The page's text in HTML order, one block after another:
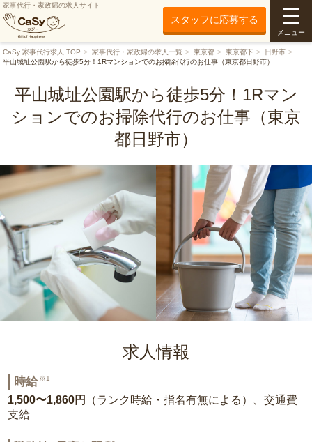
家事代行・家政婦の求人サイト
スタッフに応募する
メニュー
CaSy 家事代行求人 TOP 家事代行・家政婦の求人一覧 東京都 東京都下
日野市
平山城址公園駅から徒歩5分！1Rマンションでのお掃除代行のお仕事（東京都日野市）
平山城址公園駅から徒歩5分！1Rマン
ションでのお掃除代行のお仕事（東京
都日野市）
求人情報
時給 ※1
1,500〜1,860円
（ランク時給・指名有無による）、交通費
支給